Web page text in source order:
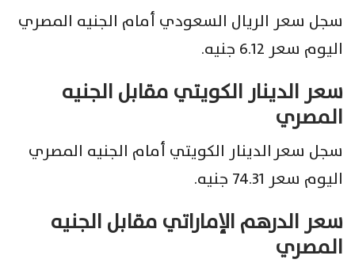
سجل سعر الريال السعودي أمام الجنيه المصري
اليوم سعر 6.12 جنيه.
سعر الدينار الكويتي مقابل الجنيه
المصري
سجل سعر الدينار الكويتي أمام الجنيه المصري
اليوم سعر 74.31 جنيه.
سعر الدرهم الإماراتي مقابل الجنيه
المصري